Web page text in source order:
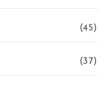
(45)
(37)